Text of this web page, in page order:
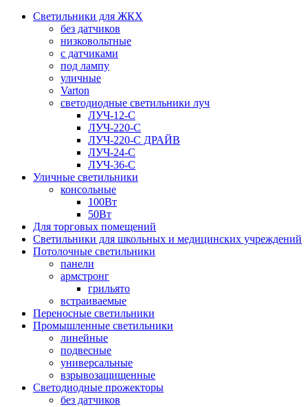
Светильники для ЖКХ
без датчиков
низковольтные
с датчиками
под лампу
уличные
Varton
светодиодные светильники луч
ЛУЧ-12-С
ЛУЧ-220-С
ЛУЧ-220-С ДРАЙВ
ЛУЧ-24-С
ЛУЧ-36-С
Уличные светильники
консольные
100Вт
50Вт
Для торговых помещений
Светильники для школьных и медицинских учреждений
Потолочные светильники
панели
армстронг
грильято
встраиваемые
Переносные светильники
Промышленные светильники
линейные
подвесные
универсальные
взрывозащищенные
Светодиодные прожекторы
без датчиков